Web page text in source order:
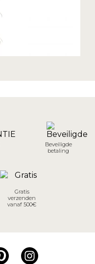
Beveiligde
betaling
Gratis
verzenden
vanaf 500€